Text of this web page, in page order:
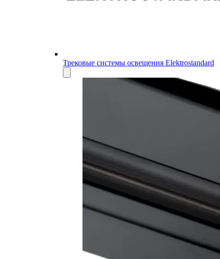
Трековые системы освещения Elektrostandard